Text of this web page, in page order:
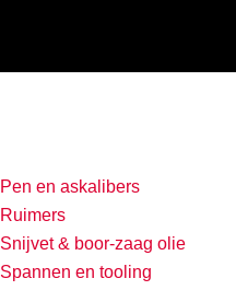
Pen en askalibers
Ruimers
Snijvet & boor-zaag olie
Spannen en tooling